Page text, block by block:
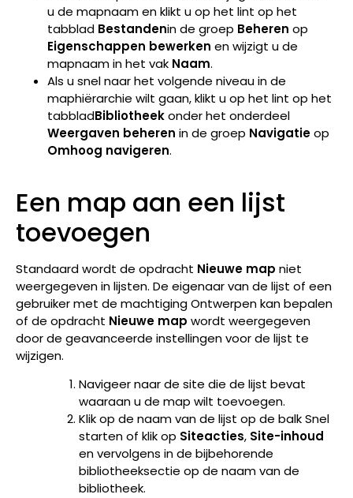
u de mapnaam en klikt u op het lint op het
tabblad Bestandenin de groep Beheren op
Eigenschappen bewerken en wijzigt u de
mapnaam in het vak Naam.
Als u snel naar het volgende niveau in de
maphiërarchie wilt gaan, klikt u op het lint op het
tabbladBibliotheekonder het onderdeel
Weergaven beheren in de groep Navigatieop
Omhoog navigeren.
Een map aan een lijst
toevoegen
Standaard wordt de opdracht Nieuwe map niet
weergegeven in lijsten. De eigenaar van de lijst of een
gebruiker met de machtiging Ontwerpen kan bepalen
of de opdracht Nieuwe map wordt weergegeven
door de geavanceerde instellingen voor de lijst te
wijzigen.
Navigeer naar de site die de lijst bevat
waaraan u de map wilt toevoegen.
Klik op de naam van de lijst op de balk Snel
starten of klik op Siteacties, Site-inhoud
en vervolgens in de bijbehorende
bibliotheeksectie op de naam van de
bibliotheek.